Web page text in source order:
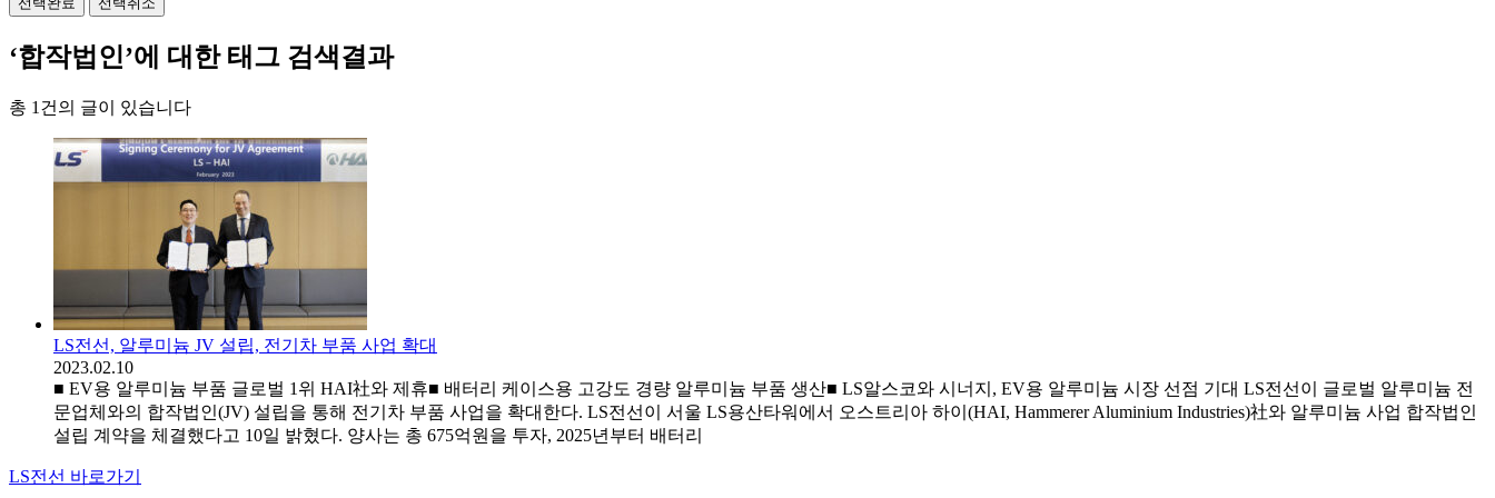
‘합작법인’에 대한 태그 검색결과
총 1건의 글이 있습니다
LS전선, 알루미늄 JV 설립, 전기차 부품 사업 확대
2023.02.10
■ EV용 알루미늄 부품 글로벌 1위 HAI社와 제휴■ 배터리 케이스용 고강도 경량 알루미늄 부품 생산■ LS알스코와 시너지, EV용 알루미늄 시장 선점 기대 LS전선이 글로벌 알루미늄 전
문업체와의 합작법인(JV) 설립을 통해 전기차 부품 사업을 확대한다. LS전선이 서울 LS용산타워에서 오스트리아 하이(HAI, Hammerer Aluminium Industries)社와 알루미늄 사업 합작법인
설립 계약을 체결했다고 10일 밝혔다. 양사는 총 675억원을 투자, 2025년부터 배터리
LS전선 바로가기